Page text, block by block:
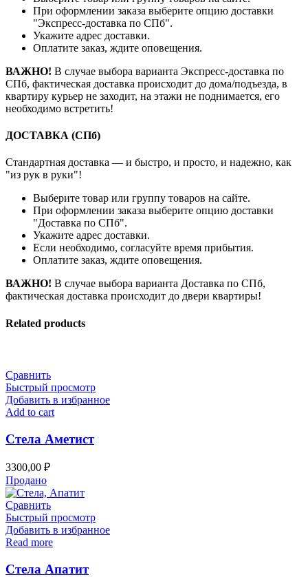
При оформлении заказа выберите опцию доставки
"Экспресс-доставка по СПб".
Укажите адрес доставки.
Оплатите заказ, ждите оповещения.
ВАЖНО! В случае выбора варианта Экспресс-доставка по
СПб, фактическая доставка происходит до дома/подъезда, в
квартиру курьер не заходит, на этажи не поднимается, его
необходимо встретить!
ДОСТАВКА (СПб)
Стандартная доставка — и быстро, и просто, и надежно, как
"из рук в руки"!
Выберите товар или группу товаров на сайте.
При оформлении заказа выберите опцию доставки
"Доставка по СПб".
Укажите адрес доставки.
Если необходимо, согласуйте время прибытия.
Оплатите заказ, ждите оповещения.
ВАЖНО! В случае выбора варианта Доставка по СПб,
фактическая доставка происходит до двери квартиры!
Related products
Сравнить
Быстрый просмотр
Добавить в избранное
Add to cart
Стела Аметист
3300,00 ₽
Продано
Сравнить
Быстрый просмотр
Добавить в избранное
Read more
Стела Апатит